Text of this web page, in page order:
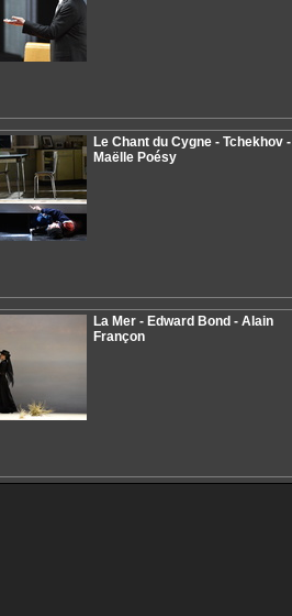
Le Chant du Cygne - Tchekhov -
Maëlle Poésy
La Mer - Edward Bond - Alain
Françon